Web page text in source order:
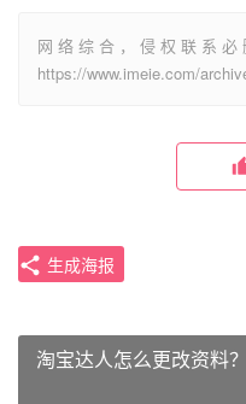
网络综合，侵权联系必
https://www.imeie.com/
生成海报
淘宝达人怎么更改资料